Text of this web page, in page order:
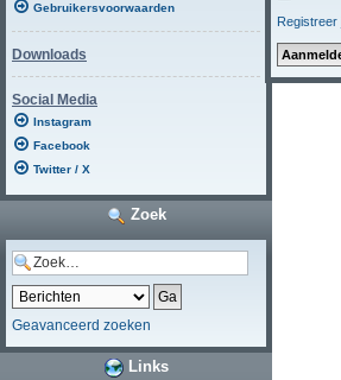
Gebruikersvoorwaarden
Downloads
Social Media
Instagram
Facebook
Twitter / X
Zoek
Geavanceerd zoeken
Links
Registreer